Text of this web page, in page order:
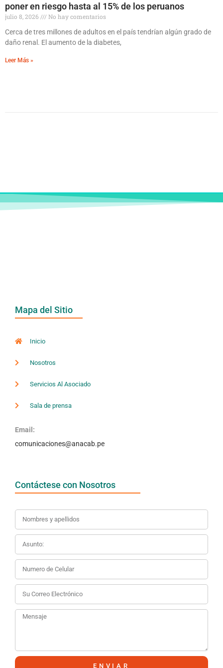
poner en riesgo hasta al 15% de los peruanos
julio 8, 2026
No hay comentarios
Cerca de tres millones de adultos en el país tendrían algún grado de
daño renal. El aumento de la diabetes,
Leer Más »
Mapa del Sitio
Inicio
Nosotros
Servicios Al Asociado
Sala de prensa
Email:
comunicaciones@anacab.pe
Contáctese con Nosotros
ENVIAR